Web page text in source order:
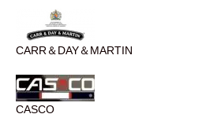
CARR＆DAY＆MARTIN
CASCO